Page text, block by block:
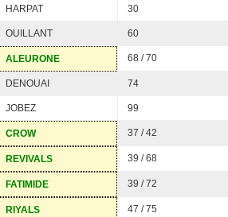
HARPAT 30
OUILLANT 60
ALEURONE 68 / 70
DENOUAI 74
JOBEZ 99
CROW 37 / 42
REVIVALS 39 / 68
FATIMIDE 39 / 72
RIYALS 47 / 75